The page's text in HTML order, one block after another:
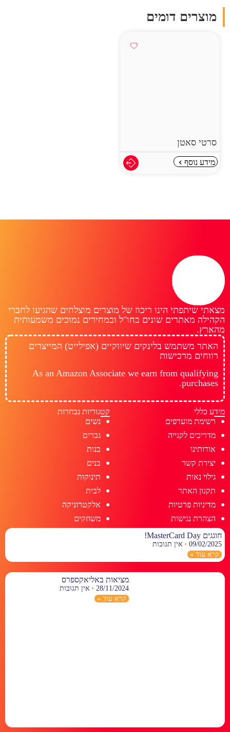
מוצרים דומים
סרטי סאטן
מידע נוסף
מצאתי שיתפתי הינו ריכוז של מוצרים מוצלחים שהגיעו לחברי
הקהילה מאתרים שונים בחו"ל ובמחירים נמוכים משמעותית
מהארץ.
האתר משתמש בלינקים שיווקיים (אפילייט) המייצרים
רווחים מרכישות
As an Amazon Associate we earn from qualifying
purchases.
מידע כללי
רשימת מועדפים
מדריכים לקנייה
אודותינו
יצירת קשר
גילוי נאות
תקנון האתר
מדיניות פרטיות
הצהרת נגישות
קטגוריות נבחרות
נשים
גברים
בנות
בנים
תינוקות
לבית
אלקטרוניקה
משחקים
חוגגים MasterCard Day!
09/02/2025
אין תגובות
קרא עוד »
מציאות באליאקספרס
28/11/2024 אין תגובות
קרא עוד »